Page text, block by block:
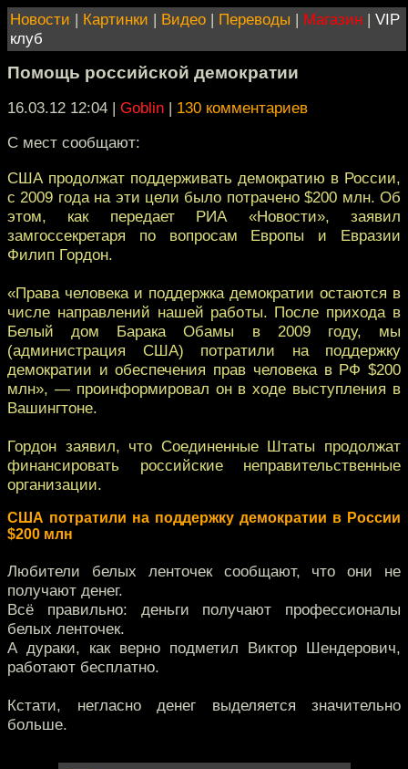
Новости | Картинки | Видео | Переводы | Магазин | VIP
клуб
Помощь российской демократии
16.03.12 12:04 | Goblin | 130 комментариев
С мест сообщают:
США продолжат поддерживать демократию в России,
с 2009 года на эти цели было потрачено $200 млн. Об
этом, как передает РИА «Новости», заявил
замгоссекретаря по вопросам Европы и Евразии
Филип Гордон.
«Права человека и поддержка демократии остаются в
числе направлений нашей работы. После прихода в
Белый дом Барака Обамы в 2009 году, мы
(администрация США) потратили на поддержку
демократии и обеспечения прав человека в РФ $200
млн», — проинформировал он в ходе выступления в
Вашингтоне.
Гордон заявил, что Соединенные Штаты продолжат
финансировать российские неправительственные
организации.
США потратили на поддержку демократии в России
$200 млн
Любители белых ленточек сообщают, что они не
получают денег.
Всё правильно: деньги получают профессионалы
белых ленточек.
А дураки, как верно подметил Виктор Шендерович,
работают бесплатно.
Кстати, негласно денег выделяется значительно
больше.